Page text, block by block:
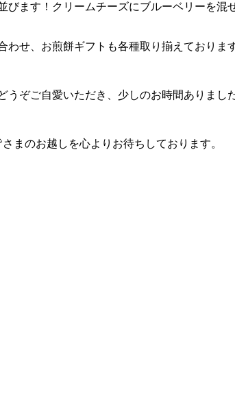
びます！クリームチーズにブルーベリーを混
わせ、お煎餅ギフトも各種取り揃えております
ぞご自愛いただき、少しのお時間ありまし
まのお越しを心よりお待ちしております。